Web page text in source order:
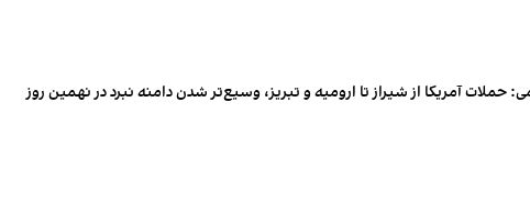
حملات آمریکا از شیراز تا ارومیه و تبریز، وسیع‌تر شدن دامنه نبرد در نهمین روز